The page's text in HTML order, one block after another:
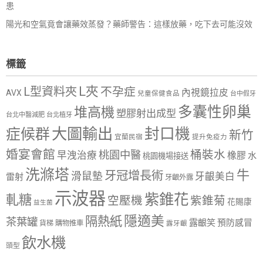
患
陽光和空氣竟會讓藥效蒸發？藥師警告：這樣放藥，吃下去可能沒效
標籤
AVX L型資料夾 L夾 不孕症 兒童保健食品 內視鏡拉皮 台中假牙
台北中醫減肥 台北植牙 堆高機塑膠射出成型 多囊性卵巢
症候群大圖輸出 宜蘭民宿 封口機 提升免疫力 新竹
婚宴會館 早洩治療 桃園中醫 桃園機場接送 桶裝水 橡膠 水
雷射 洗滌塔 滑鼠墊 牙冠增長術 牙齦外露 牙齦美白 牛
軋糖 益生菌 示波器 空壓機 紫錐花紫錐菊 花賜康
茶葉罐 貨梯 購物推車 隔熱紙 隱適美 露牙齦 露齦笑預防感冒
頭型 飲水機